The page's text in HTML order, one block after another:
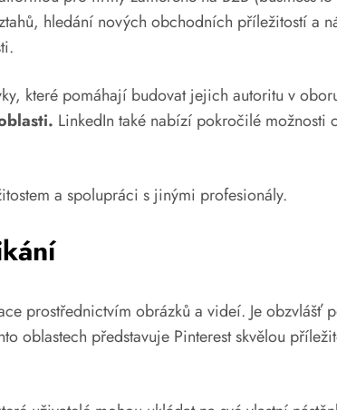
hledání nových obchodních příležitostí a
které pomáhají budovat jejich autoritu v
LinkedIn také nabízí pokročilé
a spolupráci s jinými profesionály.
prostřednictvím obrázků a videí. Je
oblastech představuje Pinterest skvělou